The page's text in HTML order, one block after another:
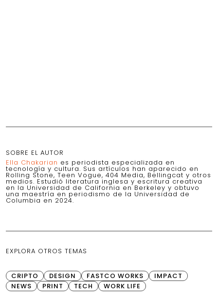
SOBRE EL AUTOR
Ella Chakarian es periodista especializada en
tecnología y cultura. Sus artículos han aparecido en
Rolling Stone, Teen Vogue, 404 Media, Bellingcat y otros
medios. Estudió literatura inglesa y escritura creativa
en la Universidad de California en Berkeley y obtuvo
una maestría en periodismo de la Universidad de
Columbia en 2024.
EXPLORA OTROS TEMAS
CRIPTO DESIGN FASTCO WORKS
IMPACT
NEWS
PRINT TECH WORK LIFE